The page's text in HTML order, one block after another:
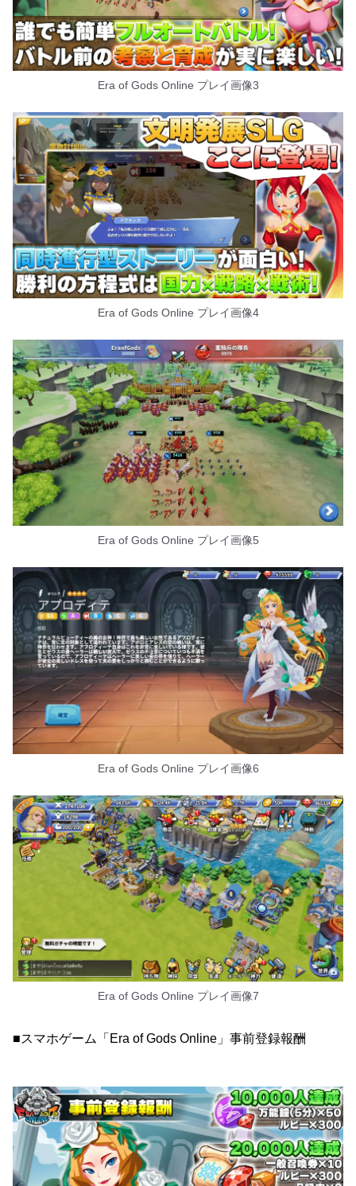
Era of Gods Online プレイ画像3
Era of Gods Online プレイ画像4
Era of Gods Online プレイ画像5
Era of Gods Online プレイ画像6
Era of Gods Online プレイ画像7
■スマホゲーム「Era of Gods Online」事前登録報酬